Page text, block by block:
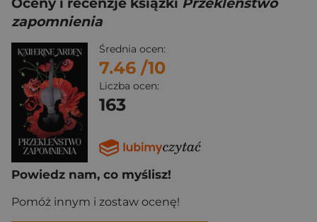
zapomnienia
Średnia ocen:
7.46 /10
Liczba ocen:
163
Powiedz nam, co myślisz!
Pomóż innym i zostaw ocenę!